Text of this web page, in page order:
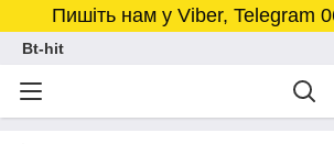
Пишіть нам у Viber, Telegram
Bt-hit